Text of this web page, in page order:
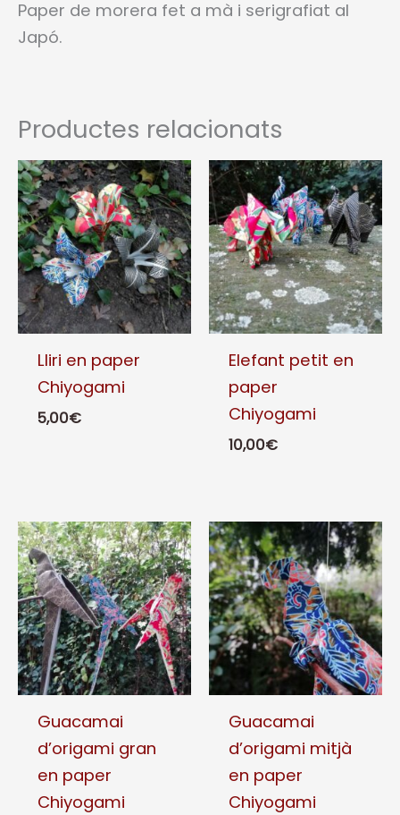
Paper de morera fet a mà i serigrafiat al
Japó.
Productes relacionats
Lliri en paper
Chiyogami
5,00€
diverses
variants.
Les
opcions
es
poden
triar
a
la
pàgina
del
Elefant petit en
paper
Chiyogami
10,00€
té
diverses
variants.
Les
opcions
es
poden
triar
a
la
pàgina
Guacamai
d’origami gran
en paper
Chiyogami
Guacamai
d’origami mitjà
en paper
Chiyogami